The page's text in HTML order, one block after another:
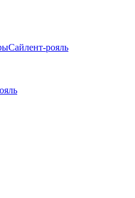
Сайлент-рояль